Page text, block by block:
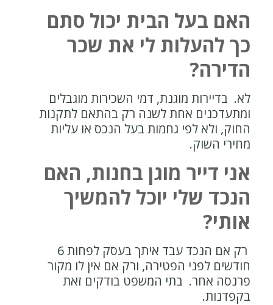
האם בעל הבית יכול סתם
כך להעלות לי את שכר
הדירה?
לא. בדיירות מוגנת, דמי השכירות מוגבלים
ומתעדכנים אחת לשנה רק בהתאם לתקנות
החוק, ולא לפי גחמות בעל הנכס או עליות
מחירי השוק.
אני דייר מוגן בחנות, האם
הנכד שלי יוכל להמשיך
אותי?
רק אם הנכד עבד איתך בעסק לפחות 6
חודשים לפני הפטירה, ורק אם אין לו מקור
פרנסה אחר. בתי המשפט בודקים זאת
בקפדנות.